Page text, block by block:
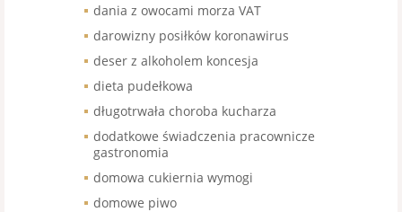
dania z owocami morza VAT
darowizny posiłków koronawirus
deser z alkoholem koncesja
dieta pudełkowa
długotrwała choroba kucharza
dodatkowe świadczenia pracownicze
gastronomia
domowa cukiernia wymogi
domowe piwo